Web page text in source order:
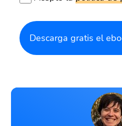
Descarga gratis el